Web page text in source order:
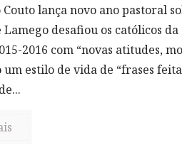
Couto lança novo ano pastoral
Lamego desafiou os católicos
2016 com “novas atitudes,
estilo de vida de “frases